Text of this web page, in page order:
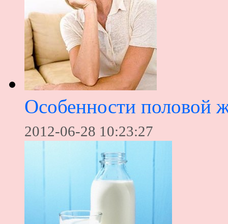
Особенности половой
2012-06-28 10:23:27